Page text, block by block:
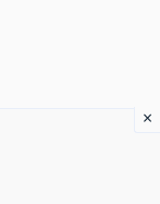
×